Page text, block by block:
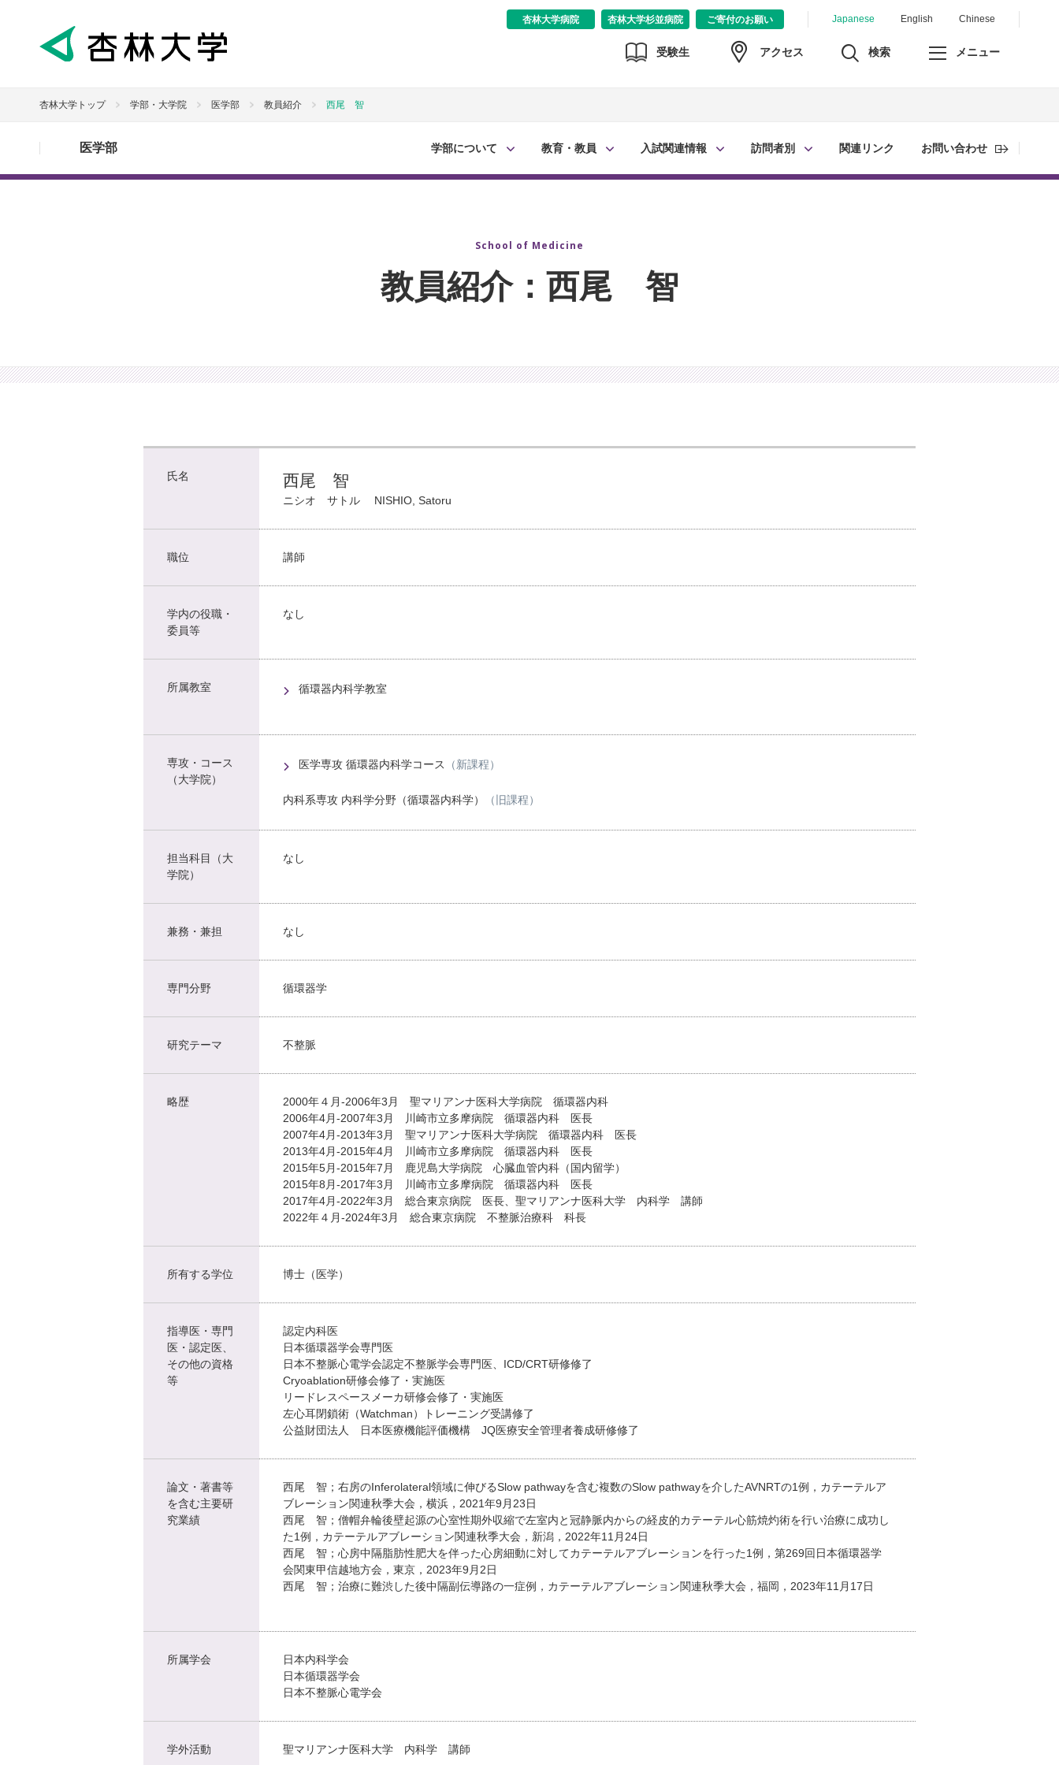
Japanese English Chinese
杏林大学病院 杏林大学杉並病院 ご寄付のお願い
受験生 アクセス 検索 メニュー
杏林大学トップ 学部・大学院 医学部 教員紹介 西尾 智
医学部 学部について 教育・教員 入試関連情報 訪問者別 関連リンク お問い合わせ
School of Medicine
教員紹介：西尾 智
氏名 西尾 智
ニシオ サトル NISHIO, Satoru
職位 講師
学内の役職・
委員等
なし
所属教室 循環器内科学教室
専攻・コース
（大学院）
医学専攻 循環器内科学コース （新課程）
内科系専攻 内科学分野（循環器内科学） （旧課程）
担当科目（大
学院）
なし
兼務・兼担 なし
専門分野 循環器学
研究テーマ 不整脈
略歴
2000年４月-2006年3月 聖マリアンナ医科大学病院 循環器内科
2006年4月-2007年3月 川崎市立多摩病院 循環器内科 医長
2007年4月-2013年3月 聖マリアンナ医科大学病院 循環器内科 医長
2013年4月-2015年4月 川崎市立多摩病院 循環器内科 医長
2015年5月-2015年7月 鹿児島大学病院 心臓血管内科（国内留学）
2015年8月-2017年3月 川崎市立多摩病院 循環器内科 医長
2017年4月-2022年3月 総合東京病院 医長、聖マリアンナ医科大学 内科学 講師
2022年４月-2024年3月 総合東京病院 不整脈治療科 科長
所有する学位 博士（医学）
指導医・専門
医・認定医、
その他の資格
等
認定内科医
日本循環器学会専門医
日本不整脈心電学会認定不整脈学会専門医、ICD/CRT研修修了
Cryoablation研修会修了・実施医
リードレスペースメーカ研修会修了・実施医
左心耳閉鎖術（Watchman）トレーニング受講修了
公益財団法人 日本医療機能評価機構 JQ医療安全管理者養成研修修了
論文・著書等
を含む主要研
究業績
西尾 智；右房のInferolateral領域に伸びるSlow pathwayを含む複数のSlow pathwayを介したAVNRTの1例，カテーテルア
ブレーション関連秋季大会，横浜，2021年9月23日
西尾 智；僧帽弁輪後壁起源の心室性期外収縮で左室内と冠静脈内からの経皮的カテーテル心筋焼灼術を行い治療に成功し
た1例，カテーテルアブレーション関連秋季大会，新潟，2022年11月24日
西尾 智；心房中隔脂肪性肥大を伴った心房細動に対してカテーテルアブレーションを行った1例，第269回日本循環器学
会関東甲信越地方会，東京，2023年9月2日
西尾 智；治療に難渋した後中隔副伝導路の一症例，カテーテルアブレーション関連秋季大会，福岡，2023年11月17日
所属学会
日本内科学会
日本循環器学会
日本不整脈心電学会
学外活動 聖マリアンナ医科大学 内科学 講師